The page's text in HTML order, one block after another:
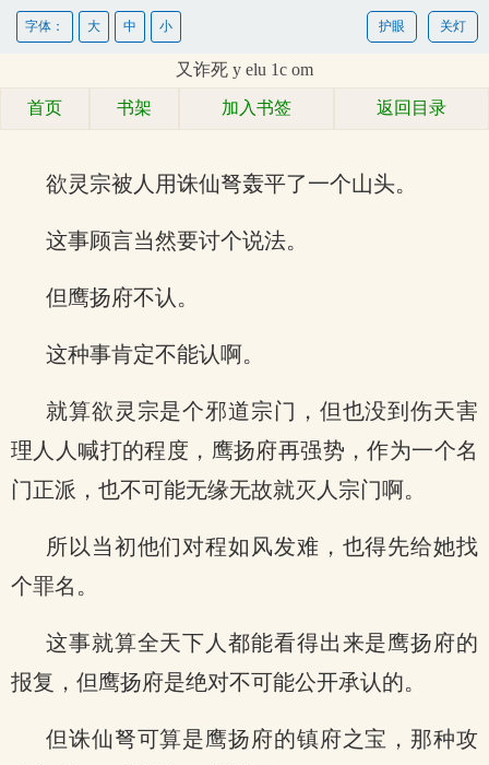
关灯
护眼
字体： 大 中 小
又诈死 y elu 1c om
首页 书架 加入书签 返回目录
欲灵宗被人用诛仙弩轰平了一个山头。
这事顾言当然要讨个说法。
但鹰扬府不认。
这种事肯定不能认啊。
就算欲灵宗是个邪道宗门，但也没到伤天害
理人人喊打的程度，鹰扬府再强势，作为一个名
门正派，也不可能无缘无故就灭人宗门啊。
所以当初他们对程如风发难，也得先给她找
个罪名。
这事就算全天下人都能看得出来是鹰扬府的
报复，但鹰扬府是绝对不可能公开承认的。
但诛仙弩可算是鹰扬府的镇府之宝，那种攻